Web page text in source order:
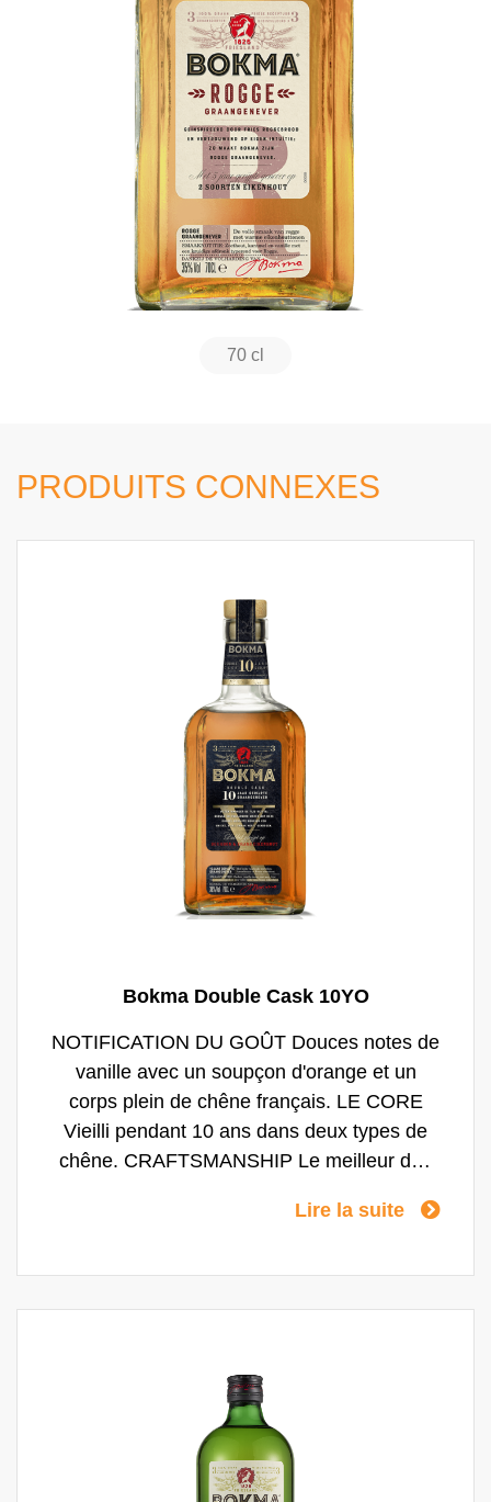
70 cl
PRODUITS CONNEXES
Bokma Double Cask 10YO
NOTIFICATION DU GOÛT Douces notes de
vanille avec un soupçon d'orange et un
corps plein de chêne français. LE CORE
Vieilli pendant 10 ans dans deux types de
chêne. CRAFTSMANSHIP Le meilleur des
de fouet avec une (triple) bière.
Lire la suite